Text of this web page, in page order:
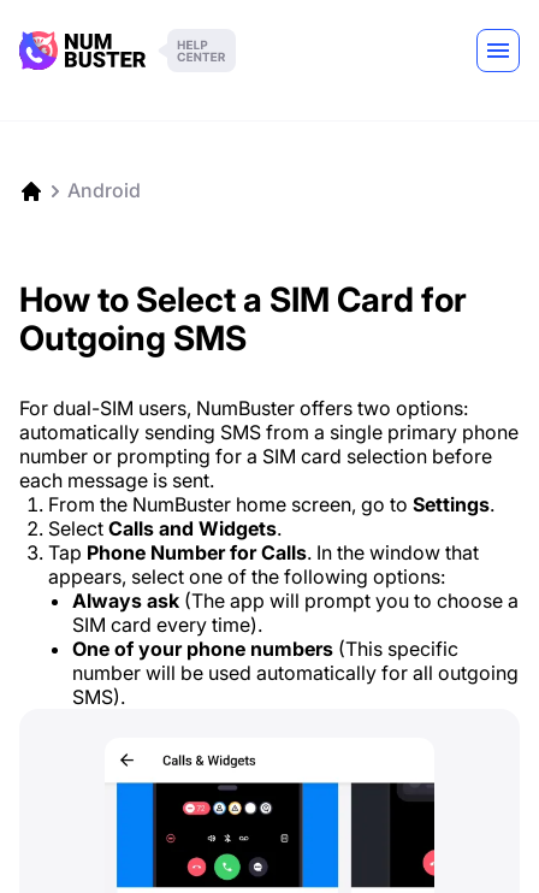
Android
How to Select a SIM Card for
Outgoing SMS
For dual-SIM users, NumBuster offers two options:
automatically sending SMS from a single primary phone
number or prompting for a SIM card selection before
each message is sent.
From the NumBuster home screen, go to Settings.
Select Calls and Widgets.
Tap Phone Number for Calls. In the window that
appears, select one of the following options:
Always ask (The app will prompt you to choose a
SIM card every time).
One of your phone numbers (This specific
number will be used automatically for all outgoing
SMS).